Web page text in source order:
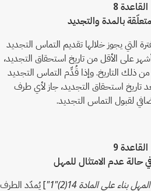
القاعدة 8
بالمدة والتجديد
تبدأ الفترة التي يجوز خلالها تقديم التماس التجديد
على الأقل من تاريخ استحقاق التجديد،
ذلك التاريخ. وإذا قُدِّم التماس التجديد
تاريخ استحقاق التجديد، جاز لأي طرف
لقبول التماس التجديد.
القاعدة 9
حالة عدم الامتثال للمهل
على المادة 14(2)"1" ] يُمدّد الطرف